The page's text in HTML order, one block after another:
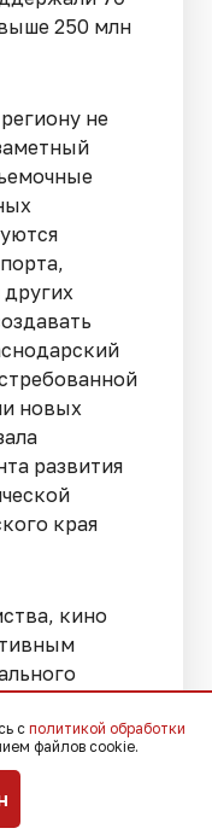
250 млн
не
новых
развития
края
кино
и
Анапы
с политикой обработки
файлов cookie.